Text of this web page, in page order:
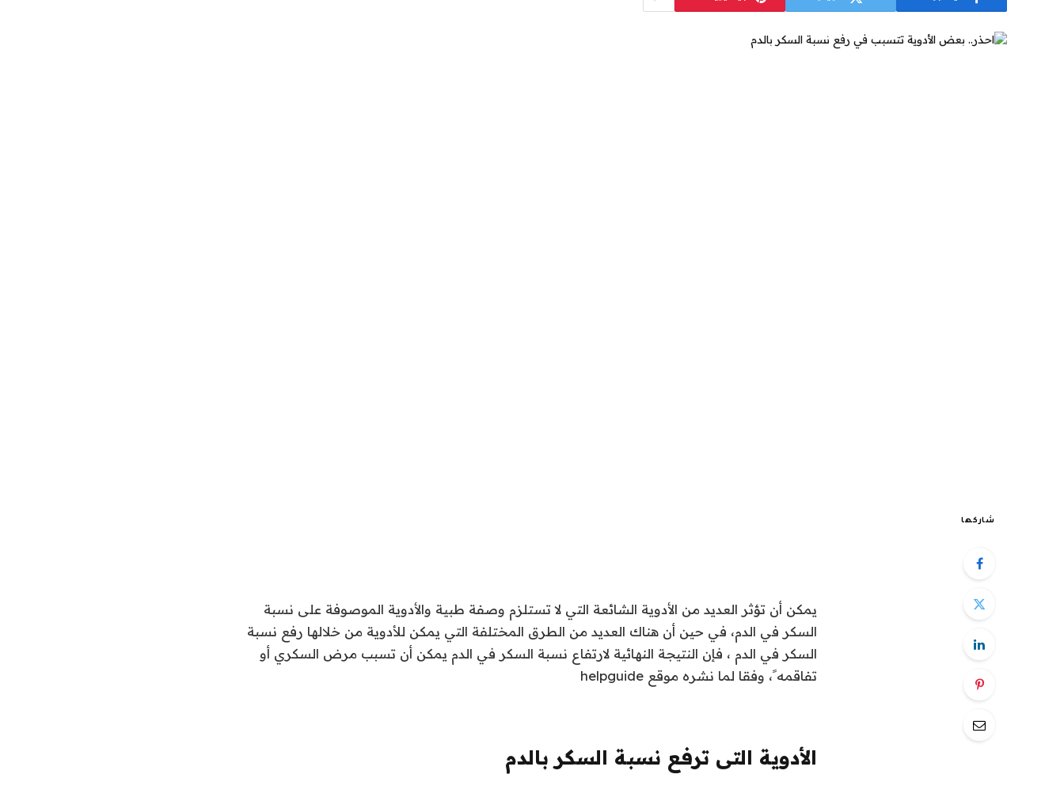
شاركها
يمكن أن تؤثر العديد من الأدوية الشائعة التي لا تستلزم وصفة طبية والأدوية الموصوفة على نسبة
السكر في الدم، في حين أن هناك العديد من الطرق المختلفة التي يمكن للأدوية من خلالها رفع نسبة
السكر في الدم ، فإن النتيجة النهائية لارتفاع نسبة السكر في الدم يمكن أن تسبب مرض السكري أو
تفاقمه ً، وفقا لما نشره موقع helpguide
الأدوية التى ترفع نسبة السكر بالدم